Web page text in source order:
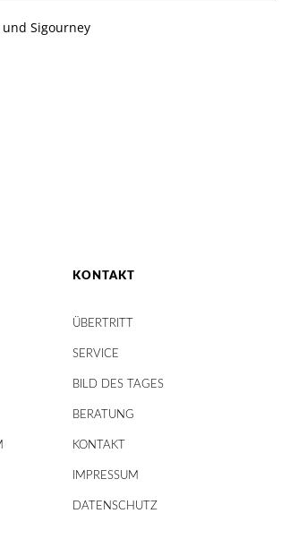
Sigourney
KONTAKT
ÜBERTRITT
SERVICE
BILD DES TAGES
BERATUNG
KONTAKT
IMPRESSUM
DATENSCHUTZ